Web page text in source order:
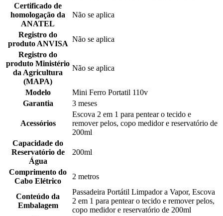
Certificado de
homologação da
ANATEL
Não se aplica
Registro do
produto ANVISA
Não se aplica
Registro do
produto Ministério
da Agricultura
(MAPA)
Não se aplica
Modelo
Mini Ferro Portatil 110v
Garantia
3 meses
Acessórios
Escova 2 em 1 para pentear o tecido e
remover pelos, copo medidor e reservatório de
200ml
Capacidade do
Reservatório de
Água
200ml
Comprimento do
Cabo Elétrico
2 metros
Conteúdo da
Embalagem
Passadeira Portátil Limpador a Vapor, Escova
2 em 1 para pentear o tecido e remover pelos,
copo medidor e reservatório de 200ml